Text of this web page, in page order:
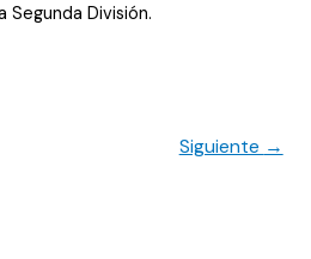
Segunda División.
Siguiente →